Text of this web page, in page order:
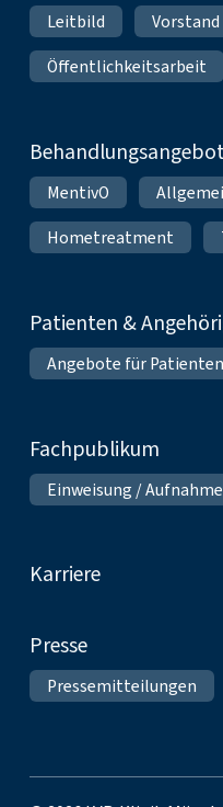
Leitbild Vorstand
Öffentlichkeitsarbeit
MentivO
Hometreatment
Patienten &
Angebote für Patienten
Fachpublikum
Einweisung /
Karriere
Presse
Pressemitteilungen